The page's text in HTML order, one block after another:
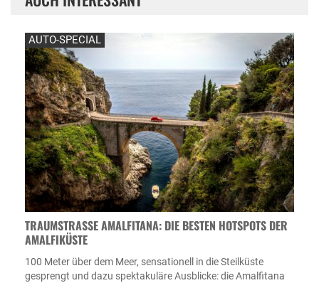
AUTO-SPECIAL
TRAUMSTRASSE AMALFITANA: DIE BESTEN HOTSPOTS DER A
MALFIKÜSTE
100 Meter über dem Meer, sensationell in die Steilküste
gesprengt und dazu spektakuläre Ausblicke: die Amalfitana